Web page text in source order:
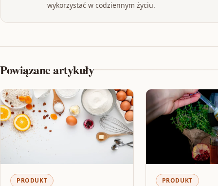
wykorzystać w codziennym życiu.
Powiązane artykuły
PRODUKT PRODUKT